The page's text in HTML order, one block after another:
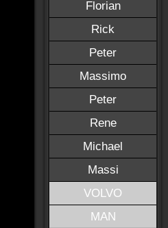
Florian
Rick
Peter
Massimo
Peter
Rene
Michael
Massi
VOLVO
MAN